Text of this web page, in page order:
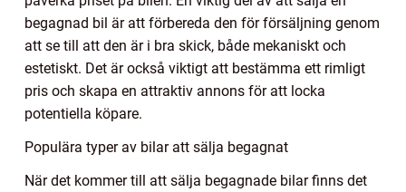
begagnad bil är att förbereda den för försäljning genom
att se till att den är i bra skick, både mekaniskt och
estetiskt. Det är också viktigt att bestämma ett rimligt
pris och skapa en attraktiv annons för att locka
potentiella köpare.
Populära typer av bilar att sälja begagnat
När det kommer till att sälja begagnade bilar finns det